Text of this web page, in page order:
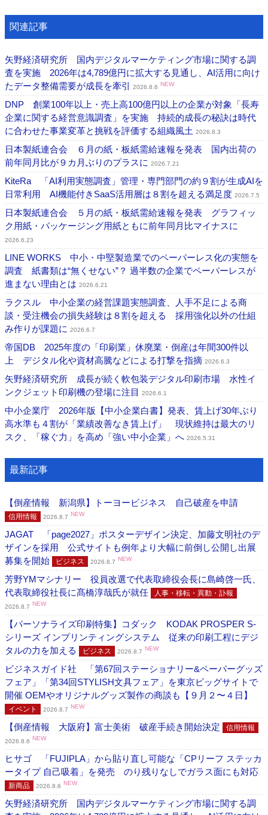
関連記事
矢野経済研究所 国内デジタルマーケティング市場に関する調
査を実施 2026年は4,789億円に拡大する見通し、AI活用に向け
たデータ整備需要が成長を牽引
2026.8.6 NEW
DNP 創業100年以上・売上高100億円以上の企業が対象「長寿
企業に関する経営意識調査」を実施 持続的成長の秘訣は時代
に合わせた事業変革と挑戦を評価する組織風土 2026.8.3
日本製紙連合会 ６月の紙・板紙需給速報を発表 国内出荷の
前年同月比が９カ月ぶりのプラスに 2026.7.21
KiteRa 「AI利用実態調査」管理・専門部門の約９割が生成AIを
日常利用 AI機能付きSaaS活用層は８割を超える満足度 2026.7.5
日本製紙連合会 ５月の紙・板紙需給速報を発表 グラフィッ
ク用紙・パッケージング用紙ともに前年同月比マイナスに
2026.6.23
LINE WORKS 中小・中堅製造業でのペーパーレス化の実態を
調査 紙書類は“無くせない”？ 過半数の企業でペーパーレスが
進まない理由とは 2026.6.21
ラクスル 中小企業の経営課題実態調査、人手不足による商
談・受注機会の損失経験は８割を超える 採用強化以外の仕組
み作りが課題に 2026.6.7
帝国DB 2025年度の「印刷業」休廃業・倒産は年間300件以
上 デジタル化や資材高騰などによる打撃を指摘 2026.6.3
矢野経済研究所 成長が続く軟包装デジタル印刷市場 水性イ
ンクジェット印刷機の登場に注目
2026.6.1
中小企業庁 2026年版【中小企業白書】発表、賃上げ30年ぶり
高水準も４割が「業績改善なき賃上げ」 現状維持は最大のリ
スク、「稼ぐ力」を高め「強い中小企業」へ 2026.5.31
最新記事
【倒産情報 新潟県】トーヨービジネス 自己破産を申請
信用情報 2026.8.7 NEW
JAGAT 「page2027」ポスターデザイン決定、加藤文明社のデ
ザインを採用 公式サイトも例年より大幅に前倒し公開し出展
募集を開始
ビジネス 2026.8.7 NEW
芳野YMマシナリー 役員改選で代表取締役会長に島崎啓一氏、
代表取締役社長に髙橋淳哉氏が就任
人事・移転・異動・訃報
2026.8.7 NEW
【パーソナライズ印刷特集】コダック KODAK PROSPER S-
シリーズ インプリンティングシステム 従来の印刷工程にデジ
タルの力を加える
ビジネス 2026.8.7 NEW
ビジネスガイド社 「第67回ステーショナリー&ペーパーグッズ
フェア」「第34回STYLISH文具フェア」を東京ビッグサイトで
開催 OEMやオリジナルグッズ製作の商談も【９月２〜４日】
イベント 2026.8.7 NEW
【倒産情報 大阪府】富士美術 破産手続き開始決定 信用情報
2026.8.6 NEW
ヒサゴ 「FUJIPLA」から貼り直し可能な「CPリーフ ステッカ
ータイプ 自己吸着」を発売 のり残りなしでガラス面にも対応
新商品 2026.8.6 NEW
矢野経済研究所 国内デジタルマーケティング市場に関する調